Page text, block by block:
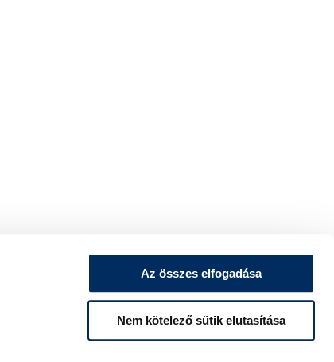
Az összes elfogadása
Nem kötelező sütik elutasítása